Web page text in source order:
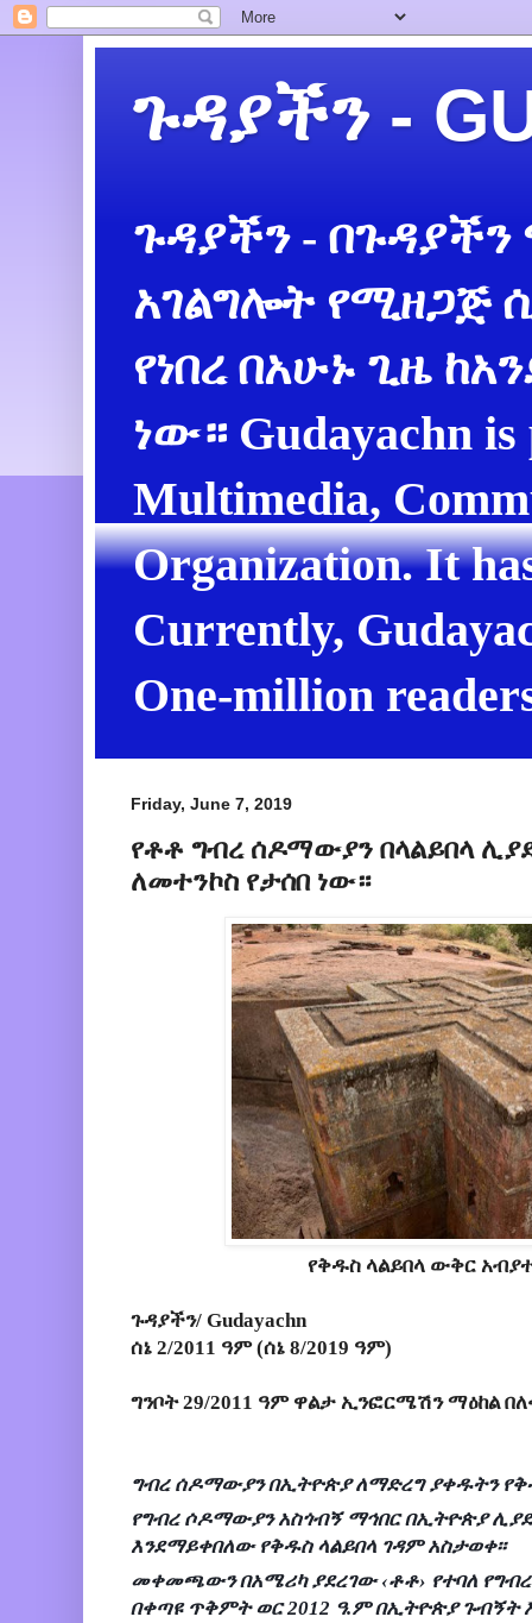
ጉዳያችን -
ጉዳያችን -
አገልግሎት የሚዘጋጅ
የነበረ በአሁኑ ጊዜ
ነው። Gudayachn is
Multimedia,
Organization. It
Currently,
One-million
Friday, June 7, 2019
የቶቶ ግብረ ሰዶማውያን በላልይበላ
ለመተንኮስ የታሰበ ነው።
የቅዱስ ላልይበላ ውቅር
ጉዳያችን/ Gudayachn
ሰኔ 2/2011 ዓም (ሰኔ 8/2019 ዓም)
ግንቦት 29/2011 ዓም ዋልታ ኢንፎርሜሽን ማዕከል
ግብረ ሰዶማውያን በኢትዮጵያ ለማድረግ ያቀዱትን
የግብረ ሶዶማውያን አስጎብኝ ማኅበር በኢትዮጵያ
እንደማይቀበለው የቅዱስ ላልይበላ ገዳም አስታወቀ፡፡
መቀመጫውን በአሜሪካ ያደረገው ‹ቶቶ› የተባለ
በቀጣዩ ጥቅምት ወር 2012 ዓ.ም በኢትዮጵያ ጉብኝት